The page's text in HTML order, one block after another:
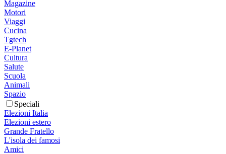
Magazine
Motori
Viaggi
Cucina
Tgtech
E-Planet
Cultura
Salute
Scuola
Animali
Spazio
Speciali
Elezioni Italia
Elezioni estero
Grande Fratello
L'isola dei famosi
Amici